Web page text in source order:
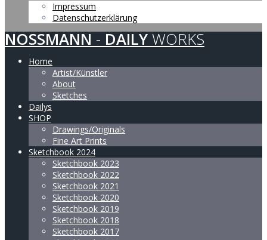
Impressum
Datenschutzerklärung
NOSSMANN - DAILY WORKS
Home
Artist/Künstler
About
Sketches
Dailys
SHOP
Drawings/Originals
Fine Art Prints
Sketchbook 2024
Sketchbook 2023
Sketchbook 2022
Sketchbook 2021
Sketchbook 2020
Sketchbook 2019
Sketchbook 2018
Sketchbook 2017